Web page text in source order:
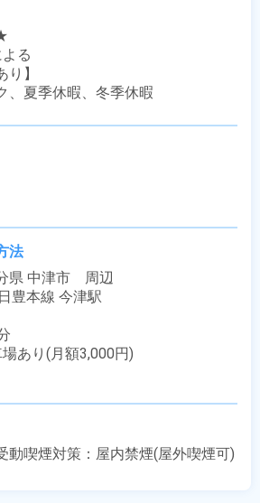
る
り】
、夏季休暇、冬季休暇
法
県 中津市　周辺
豊本線 今津駅
あり(月額3,000円)
動喫煙対策：屋内禁煙(屋外喫煙可)